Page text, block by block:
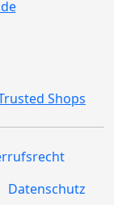
Shops
Datenschutz